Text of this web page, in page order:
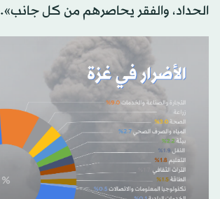
الحداد، والفقر يحاصرهم من كل جانب».